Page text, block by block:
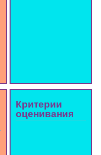
Критерии
оценивания